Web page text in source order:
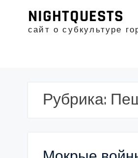
содержимому
NIGHTQUESTS
сайт о субкультуре
Рубрика: